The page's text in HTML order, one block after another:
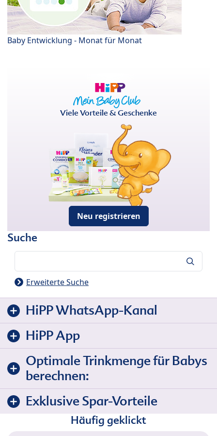
Baby Entwicklung - Monat für Monat
Viele Vorteile & Geschenke
Neu registrieren
Suche
Erweiterte Suche
HiPP WhatsApp-Kanal
HiPP App
Optimale Trinkmenge für Babys
berechnen:
Exklusive Spar-Vorteile
Häufig geklickt